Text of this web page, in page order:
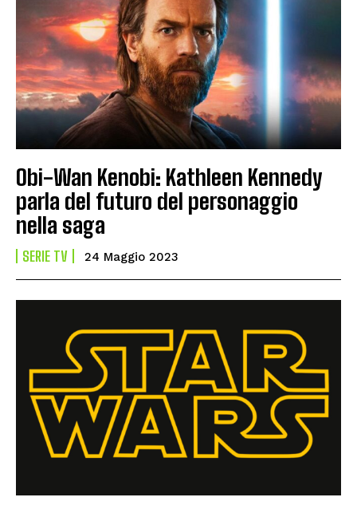
Obi-Wan Kenobi: Kathleen Kennedy
parla del futuro del personaggio
nella saga
SERIE TV 24 Maggio 2023